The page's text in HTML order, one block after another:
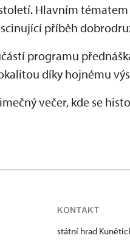
Hlavním
příběh
programu
díky hojnému
večer, kde se
KONTAKT
státní hrad